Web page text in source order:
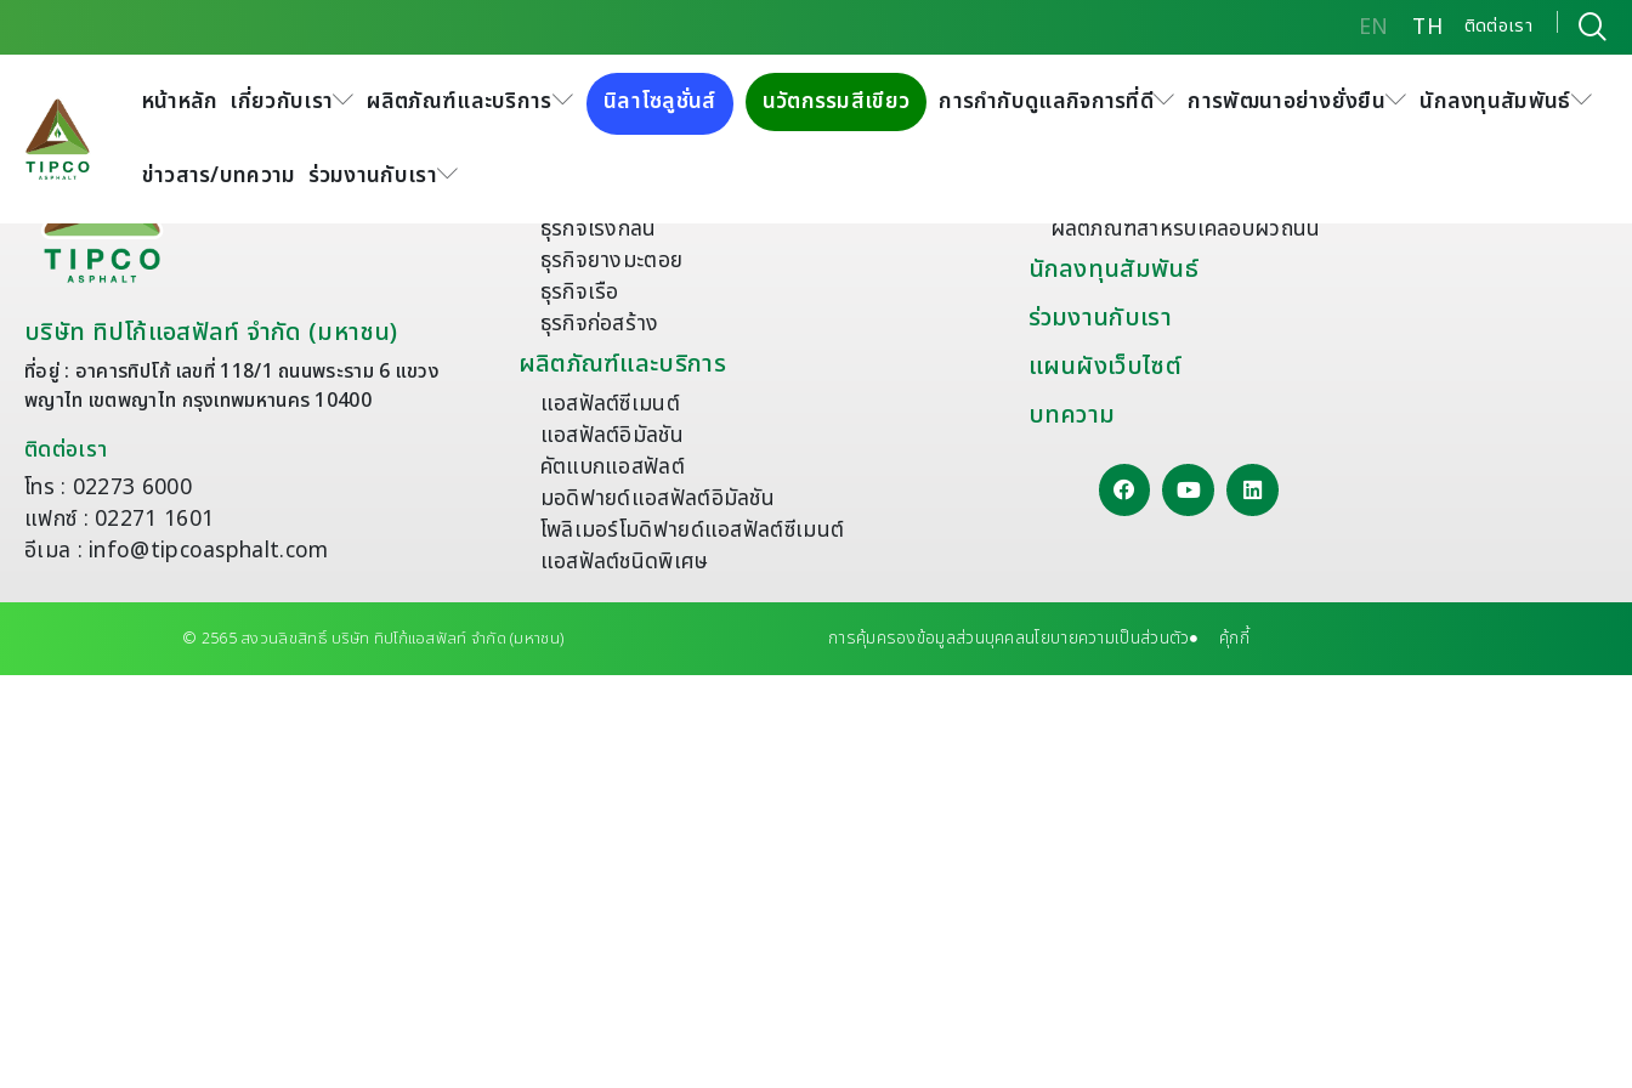
EN TH ติดต่อเรา
หน้าหลัก เกี่ยวกับเรา ผลิตภัณฑ์และบริการ นิลาโซลูชั่นส์ นวัตกรรมสีเขียว การกำกับดูแลกิจการที่ดี การพัฒนาอย่างยั่งยืน นักลงทุนสัมพันธ์
ข่าวสาร/บทความ ร่วมงานกับเรา
บริษัท ทิปโก้แอสฟัลท์ จำกัด (มหาชน)
ที่อยู่ : อาคารทิปโก้ เลขที่ 118/1 ถนนพระราม 6 แขวง
พญาไท เขตพญาไท กรุงเทพมหานคร 10400
ติดต่อเรา
โทร : 02273 6000
แฟกซ์ : 02271 1601
อีเมล : info@tipcoasphalt.com
เกี่ยวกับเรา
ธุรกิจโรงกลั่น
ธุรกิจยางมะตอย
ธุรกิจเรือ
ธุรกิจก่อสร้าง
ผลิตภัณฑ์และบริการ
แอสฟัลต์ซีเมนต์
แอสฟัลต์อิมัลชัน
คัตแบกแอสฟัลต์
มอดิฟายด์แอสฟัลต์อิมัลชัน
โพลิเมอร์โมดิฟายด์แอสฟัลต์ซีเมนต์
แอสฟัลต์ชนิดพิเศษ
ผลิตภัณฑ์พิเศษและอื่นๆ
ผลิตภัณฑ์สำหรับเคลือบผิวถนน
นักลงทุนสัมพันธ์
ร่วมงานกับเรา
แผนผังเว็บไซต์
บทความ
© 2565 สงวนลิขสิทธิ์ บริษัท ทิปโก้แอสฟัลท์ จำกัด (มหาชน) การคุ้มครองข้อมูลส่วนบุคคลนโยบายความเป็นส่วนตัว คุ้กกี้